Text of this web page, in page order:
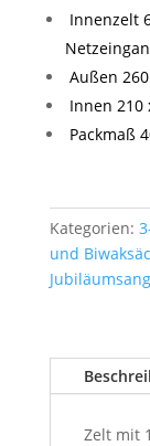
Innenzelt
Außen
Innen 210
Packmaß
Kategorien:
und
Zelt mit